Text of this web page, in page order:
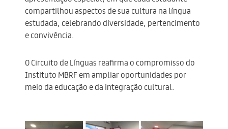
compartilhou aspectos de sua cultura na língua
estudada, celebrando diversidade, pertencimento
e convivência.
O Circuito de Línguas reafirma o compromisso do
Instituto MBRF em ampliar oportunidades por
meio da educação e da integração cultural.